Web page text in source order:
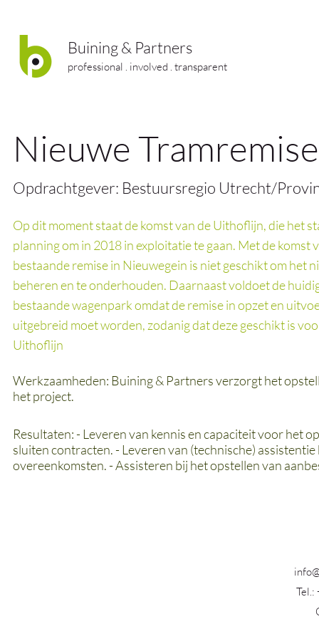
Buining & Partners
professional . involved . transparent
Nieuwe
Opdrachtgever: Bestuursregio Utrecht/
Op dit moment staat de komst van de Uithoflijn, die het
planning om in 2018 in exploitatie te gaan. Met de
bestaande remise in Nieuwegein is niet geschikt om het
beheren en te onderhouden. Daarnaast voldoet de
bestaande wagenpark omdat de remise in opzet en
uitgebreid moet worden, zodanig dat deze geschikt is
Uithoflijn
Werkzaamheden: Buining & Partners verzorgt het
het project.
Resultaten: - Leveren van kennis en capaciteit voor het
sluiten contracten. - Leveren van (technische)
overeenkomsten. - Assisteren bij het opstellen van